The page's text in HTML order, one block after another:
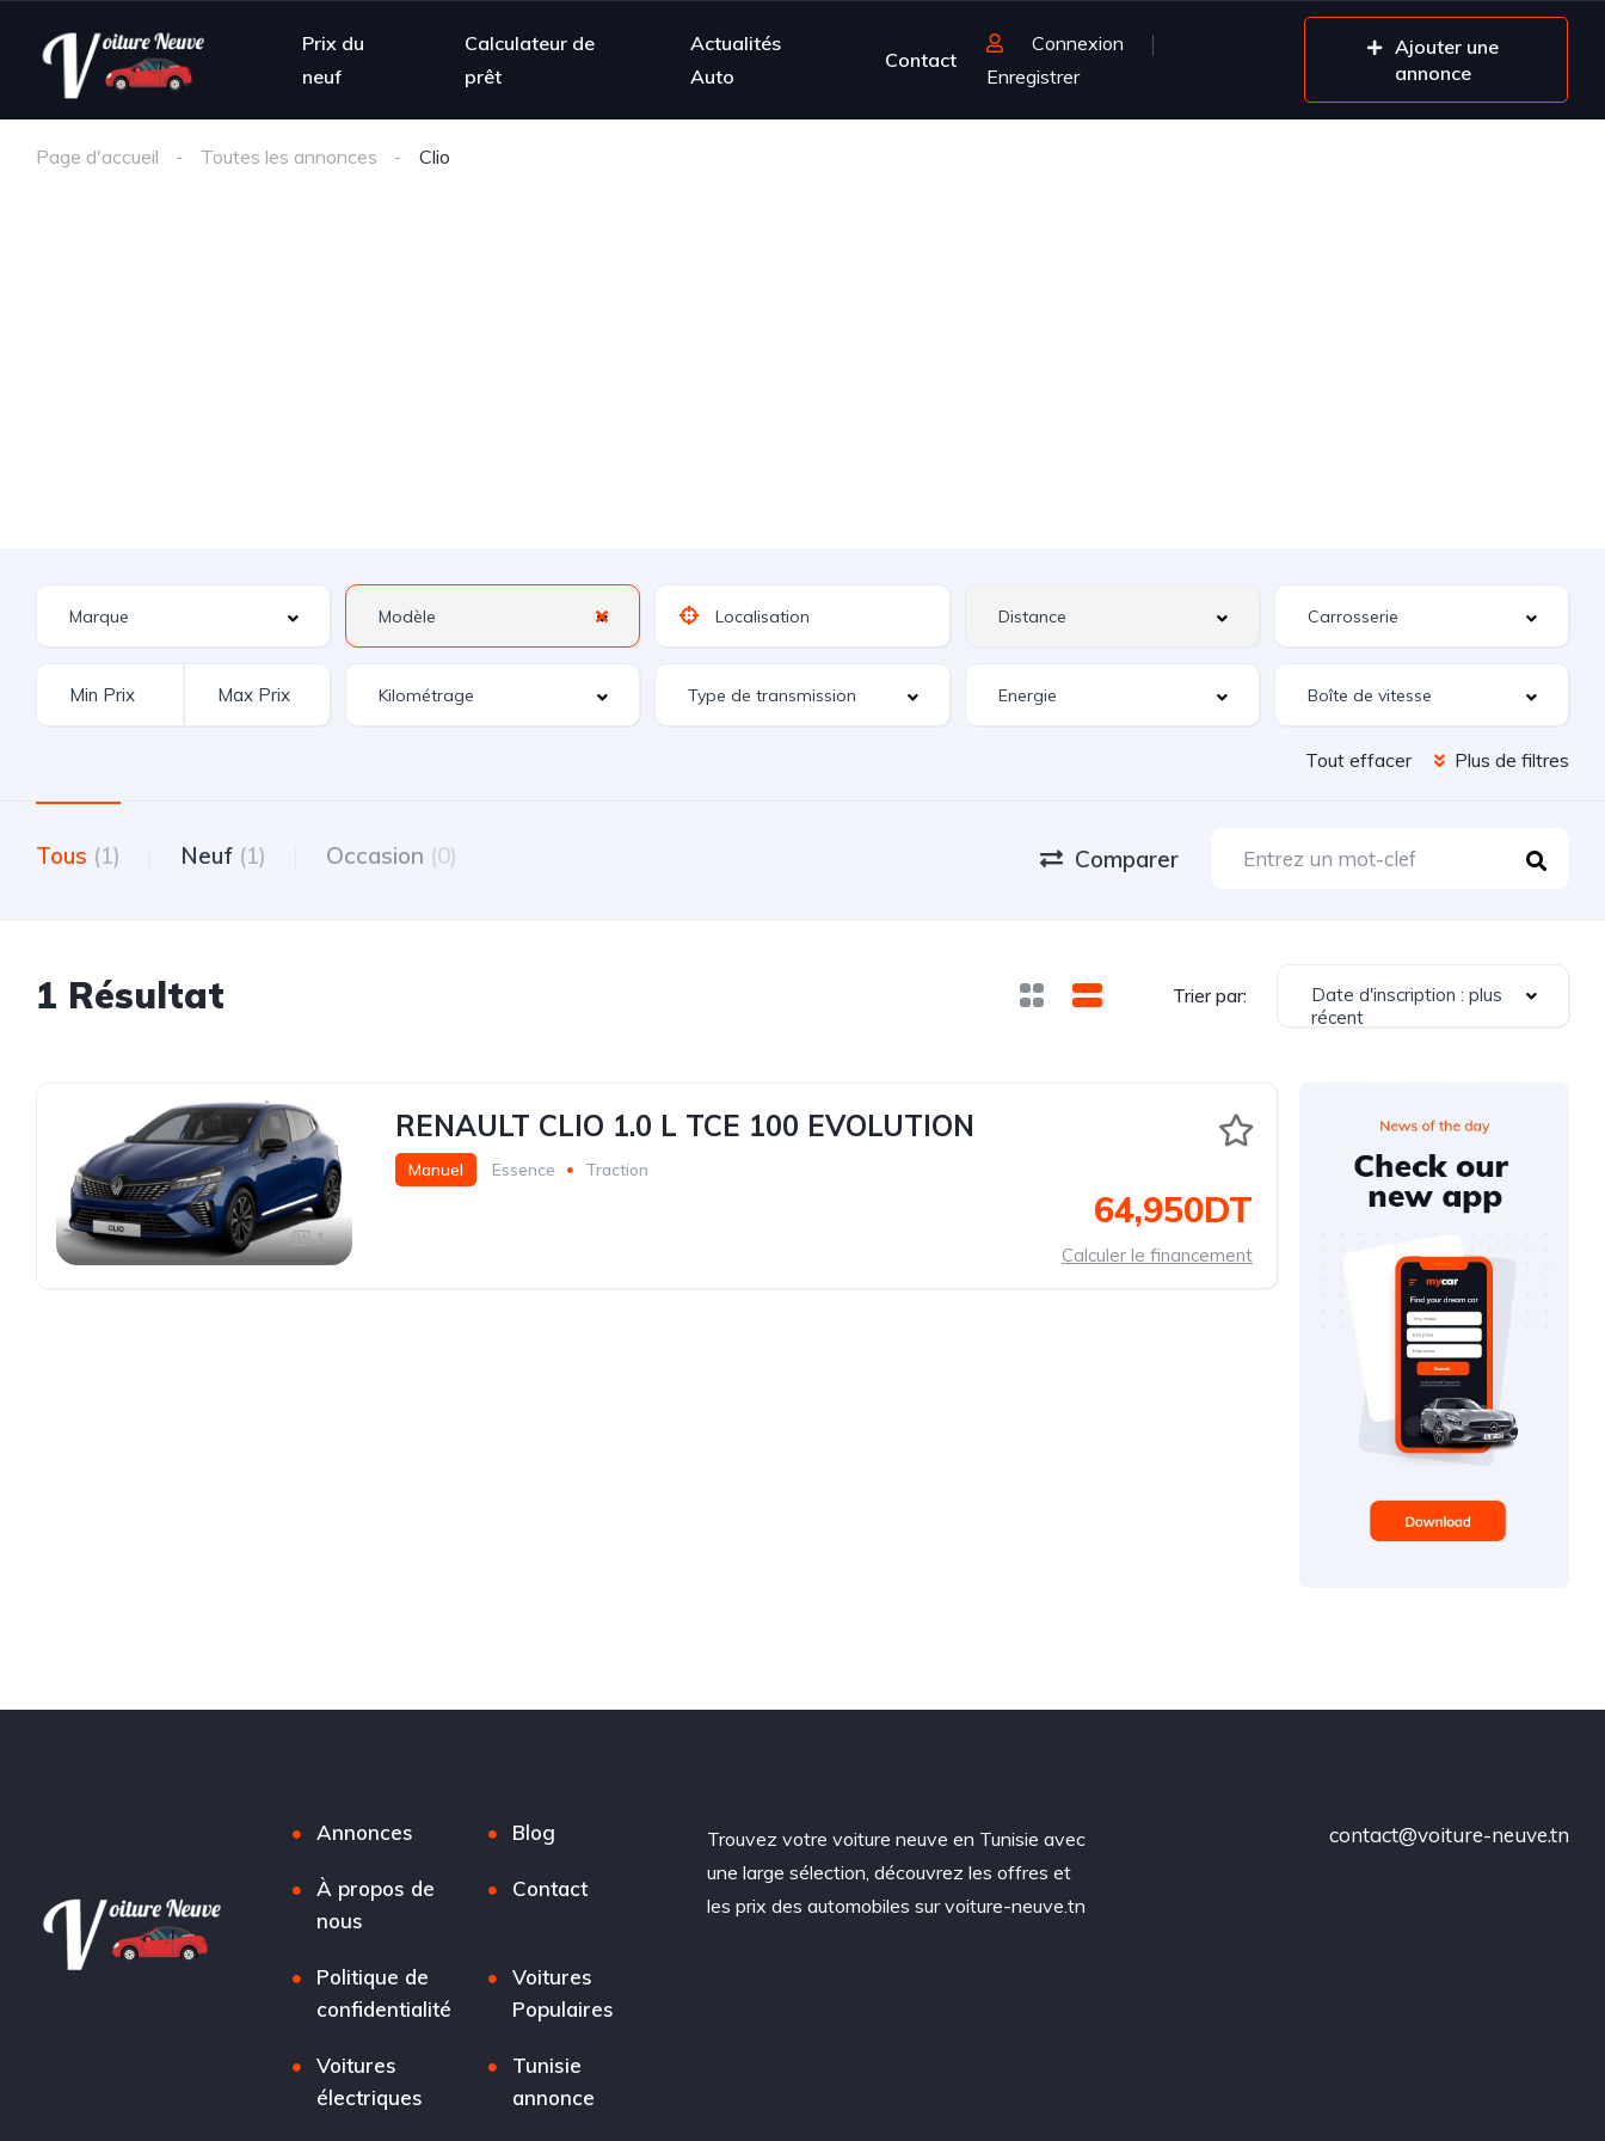
Prix du
neuf
Calculateur de
prêt
Actualités
Auto
Contact
Connexion
Enregistrer
Ajouter une
annonce
Page d'accueil Toutes les annonces Clio
Tout effacer Plus de filtres
Tous (1) Neuf (1) Occasion (0) Comparer
1 Résultat Trier par:
Date d'inscription : plus
récent
1
RENAULT CLIO 1.0 L TCE 100 EVOLUTION
Manuel Essence Traction
64,950DT
Calculer le financement
Annonces Blog
À propos de
nous
Contact
Politique de
confidentialité
Voitures
Populaires
Voitures
électriques
Tunisie
annonce
Trouvez votre voiture neuve en Tunisie avec
une large sélection, découvrez les offres et
les prix des automobiles sur voiture-neuve.tn
contact@voiture-neuve.tn